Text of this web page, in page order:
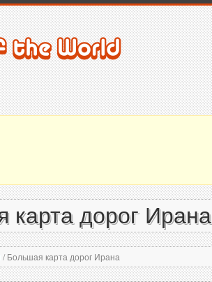
карта дорог Ирана
/Большая карта дорог Ирана